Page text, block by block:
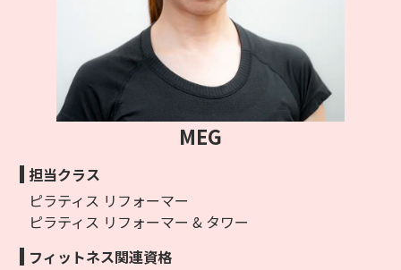
MEG
担当クラス
ピラティス リフォーマー
ピラティス リフォーマー & タワー
フィットネス関連資格